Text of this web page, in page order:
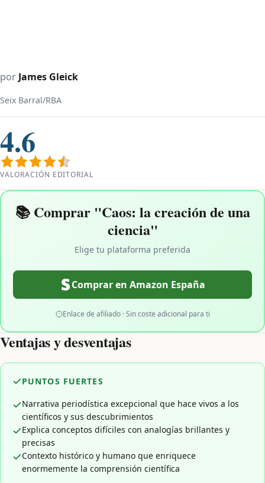
por James Gleick
Seix Barral/RBA
4.6
VALORACIÓN EDITORIAL
📚 Comprar "Caos: la creación de una
ciencia"
Elige tu plataforma preferida
Comprar en Amazon España
Enlace de afiliado · Sin coste adicional para ti
Ventajas y desventajas
PUNTOS FUERTES
Narrativa periodística excepcional que hace vivos a los
científicos y sus descubrimientos
Explica conceptos difíciles con analogías brillantes y
precisas
Contexto histórico y humano que enriquece
enormemente la comprensión científica